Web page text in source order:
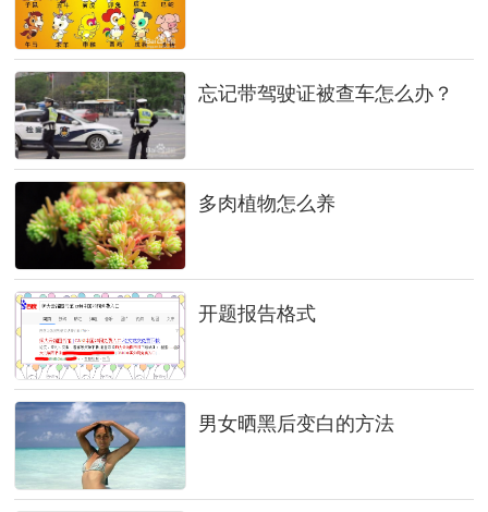
忘记带驾驶证被查车怎么办？
多肉植物怎么养
开题报告格式
男女晒黑后变白的方法